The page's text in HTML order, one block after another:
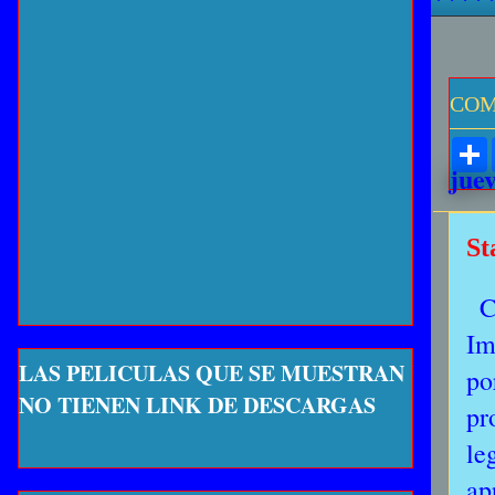
r
LAS PELICULAS QUE SE MUESTRAN
NO TIENEN LINK DE DESCARGAS